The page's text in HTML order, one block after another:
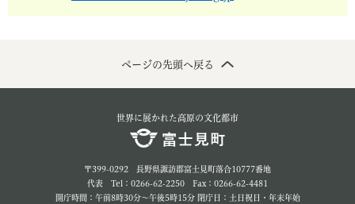
ページの先頭へ戻る
世界に展かれた高原の文化都市
〒399-0292 長野県諏訪郡富士見町落合10777番地
代表 Tel：0266-62-2250 Fax：0266-62-4481
開庁時間：午前8時30分～午後5時15分 閉庁日：土日祝日・年末年始